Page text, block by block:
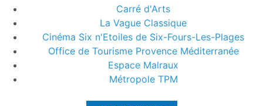
Carré d'Arts
La Vague Classique
Cinéma Six n'Etoiles de Six-Fours-Les-Plages
Office de Tourisme Provence Méditerranée
Espace Malraux
Métropole TPM